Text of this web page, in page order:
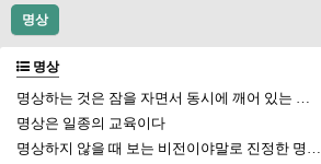
명상
명상
명상하는 것은 잠을 자면서 동시에 깨어 있는 …
명상은 일종의 교육이다
명상하지 않을 때 보는 비전이야말로 진정한 명…